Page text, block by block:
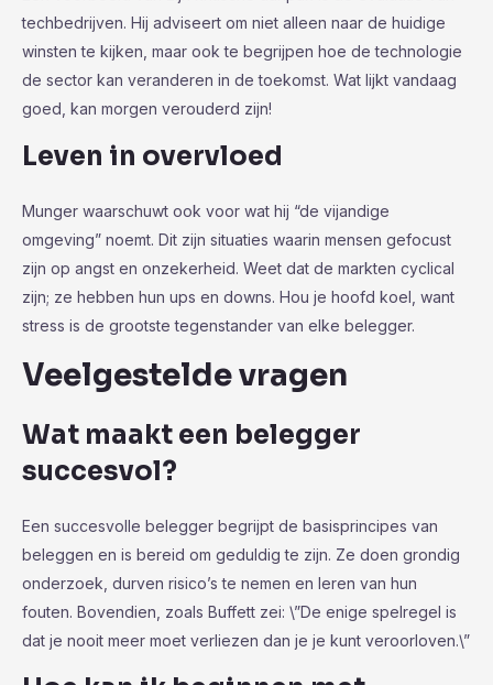
techbedrijven. Hij adviseert om niet alleen naar de huidige
winsten te kijken, maar ook te begrijpen hoe de technologie
de sector kan veranderen in de toekomst. Wat lijkt vandaag
goed, kan morgen verouderd zijn!
Leven in overvloed
Munger waarschuwt ook voor wat hij “de vijandige
omgeving” noemt. Dit zijn situaties waarin mensen gefocust
zijn op angst en onzekerheid. Weet dat de markten cyclical
zijn; ze hebben hun ups en downs. Hou je hoofd koel, want
stress is de grootste tegenstander van elke belegger.
Veelgestelde vragen
Wat maakt een belegger
succesvol?
Een succesvolle belegger begrijpt de basisprincipes van
beleggen en is bereid om geduldig te zijn. Ze doen grondig
onderzoek, durven risico’s te nemen en leren van hun
fouten. Bovendien, zoals Buffett zei: \”De enige spelregel is
dat je nooit meer moet verliezen dan je je kunt veroorloven.\”